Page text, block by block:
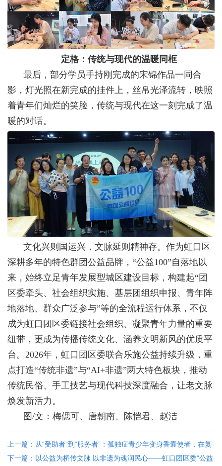
定格：传统与现代的温暖同框
最后，部分学员手持刚完成的宋锦作品一同合
影，灯光照在新完成的挂件上，丝帛光泽流转，映照
着青年们灿烂的笑脸，传统与现代在这一刻完成了温
暖的对话。
文化兴则国运兴，文脉延则精神存。作为虹口区
深耕多年的特色群团公益品牌，“公益100”自落地以
来，始终立足青年发展型城区建设目标，构建起“团
区委牵头、社会组织实施、基层团组织申报、青年阵
地落地、群众广泛参与”等的全流程运行体系，不仅
成为虹口团区委链接社会组织、凝聚青年力量的重要
纽带，更成为传播传统文化、涵养文明新风的优质平
台。 2026年，虹口团区委联合乐施公益持续升级，重
点打造“传统非遗”与“AI+非遗”两大特色板块，推动
传统民俗、手工技艺与现代科技深度融合，让老文脉
焕发新活力。
图 /文：梅偲可、唐朝南、陈恺君、赵洁
上一篇：从“受助者”到“服务者”：孤独症青少年变身香囊使者，在复
兴公园完成一场双向奔赴的融合实践
下一篇：以公益为桥传文脉 以非遗为魂润民心——虹口团区委“公益